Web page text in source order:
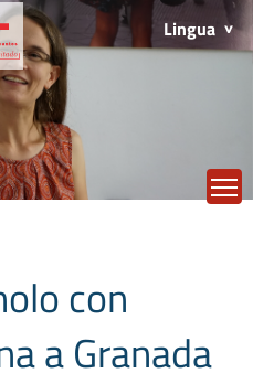
Lingua
con
a Granada